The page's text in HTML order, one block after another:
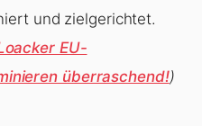
und zielgerichtet.
EU-
überraschend!)